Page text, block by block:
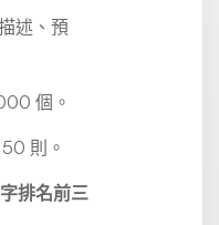
述、預
個。
則。
排名前三